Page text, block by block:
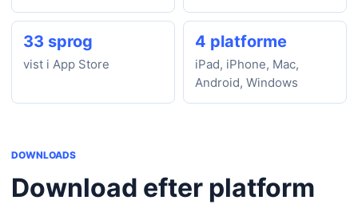
33 sprog
vist i App Store
4 platforme
iPad, iPhone, Mac,
Android, Windows
DOWNLOADS
Download efter platform